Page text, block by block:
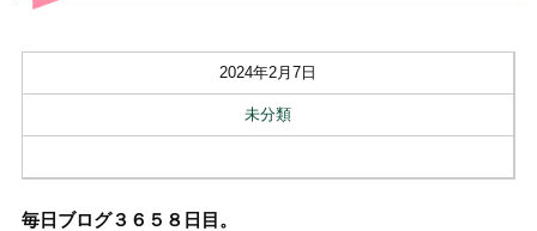
2024年2月7日
未分類
毎日ブログ３６５８ 日目。